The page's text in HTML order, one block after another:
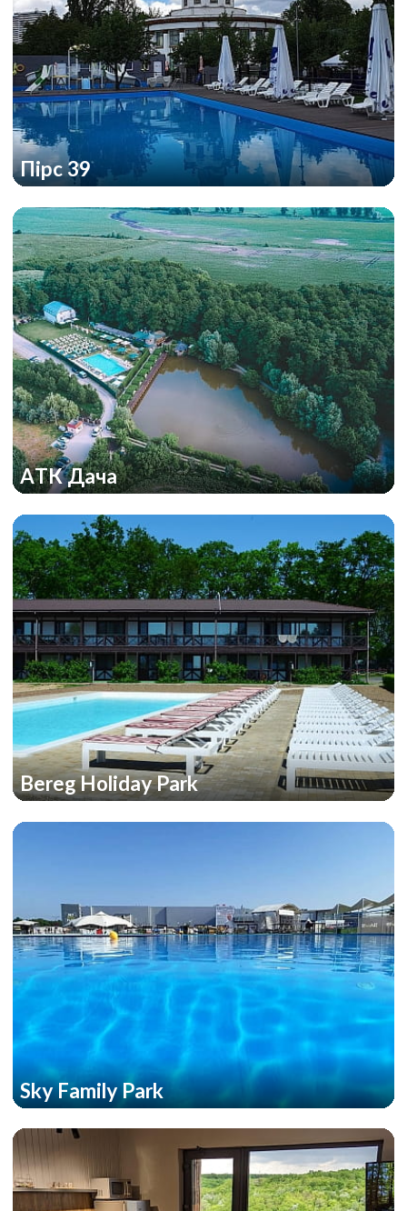
Пірс 39
АТК Дача
Bereg Holiday Park
Sky Family Park